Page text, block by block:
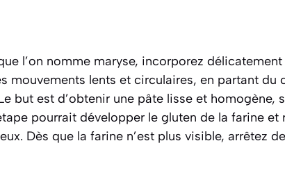
l’on nomme maryse, incorporez
mouvements lents et circulaires, en partant du
but est d’obtenir une pâte lisse et homogène,
pourrait développer le gluten de la farine et
Dès que la farine n’est plus visible, arrêtez